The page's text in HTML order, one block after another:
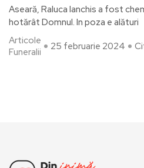
Aseară, Raluca Ianchis a fost
hotărât Domnul. In poza e alături
Articole
Funeralii
25 februarie 2024